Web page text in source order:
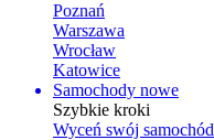
Poznań
Warszawa
Wrocław
Katowice
Samochody nowe
Szybkie kroki
Wyceń swój samochód